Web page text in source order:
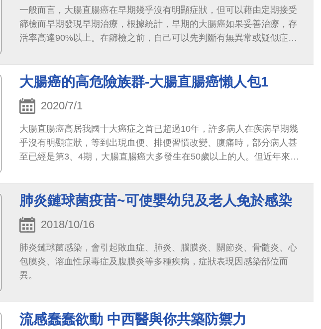
一般而言，大腸直腸癌在早期幾乎沒有明顯症狀，但可以藉由定期接受
篩檢而早期發現早期治療，根據統計，早期的大腸癌如果妥善治療，存
活率高達90%以上。在篩檢之前，自己可以先判斷有無異常或疑似症
大腸癌的高危險族群-大腸直腸癌懶人包1
2020/7/1
大腸直腸癌高居我國十大癌症之首已超過10年，許多病人在疾病早期幾
乎沒有明顯症狀，等到出現血便、排便習慣改變、腹痛時，部分病人甚
至已經是第3、4期，大腸直腸癌大多發生在50歲以上的人。但近年來發
肺炎鏈球菌疫苗~可使嬰幼兒及老人免於感染
2018/10/16
肺炎鏈球菌感染，會引起敗血症、肺炎、腦膜炎、關節炎、骨髓炎、心
包膜炎、溶血性尿毒症及腹膜炎等多種疾病，症狀表現因感染部位而
異。
流感蠢蠢欲動 中西醫與你共築防禦力